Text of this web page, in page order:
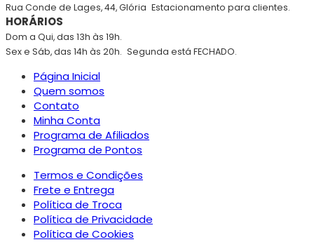
Rua Conde de Lages, 44, Glória Estacionamento para clientes.
HORÁRIOS
Dom a Qui, das 13h às 19h.
Sex e Sáb, das 14h às 20h. Segunda está FECHADO.
Página Inicial
Quem somos
Contato
Minha Conta
Programa de Afiliados
Programa de Pontos
Termos e Condições
Frete e Entrega
Política de Troca
Política de Privacidade
Política de Cookies